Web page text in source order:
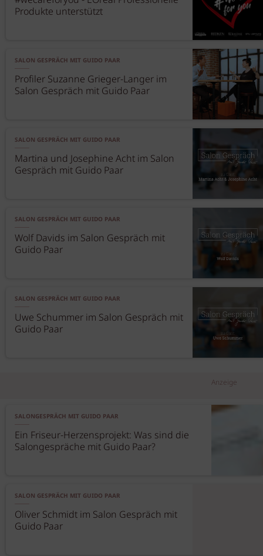
Produkte unterstützt
SALON GESPRÄCH MIT GUIDO PAAR
Profiler Suzanne Grieger-Langer im
Salon Gespräch mit Guido Paar
SALON GESPRÄCH MIT GUIDO PAAR
Martina und Josephine Acht im Salon
Gespräch mit Guido Paar
SALON GESPRÄCH MIT GUIDO PAAR
Wolf Davids im Salon Gespräch mit
Guido Paar
SALON GESPRÄCH MIT GUIDO PAAR
Uwe Schummer im Salon Gespräch mit
Guido Paar
Anzeige
SALONGESPRÄCH MIT GUIDO PAAR
Ein Friseur-Herzensprojekt: Was sind die
Salongespräche mit Guido Paar?
SALON GESPRÄCH MIT GUIDO PAAR
Oliver Schmidt im Salon Gespräch mit
Guido Paar